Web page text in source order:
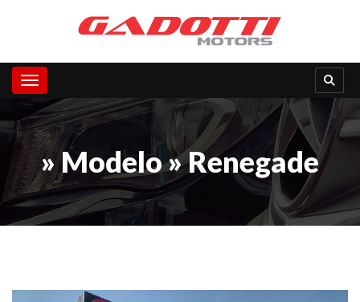
Toggle navigation
» Modelo » Renegade